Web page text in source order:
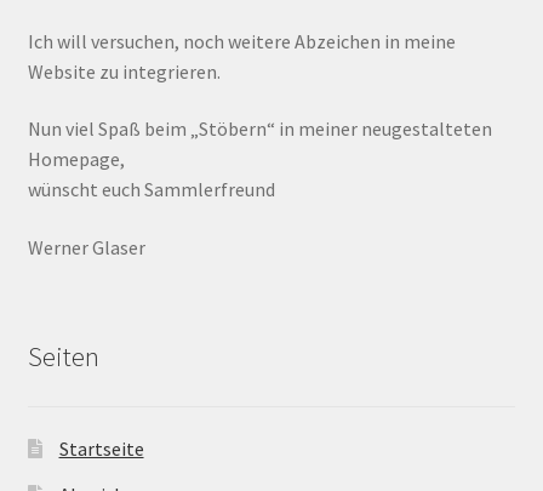
Ich will versuchen, noch weitere Abzeichen in meine
Website zu integrieren.
Nun viel Spaß beim „Stöbern“ in meiner neugestalteten
Homepage,
wünscht euch Sammlerfreund
Werner Glaser
Seiten
Startseite